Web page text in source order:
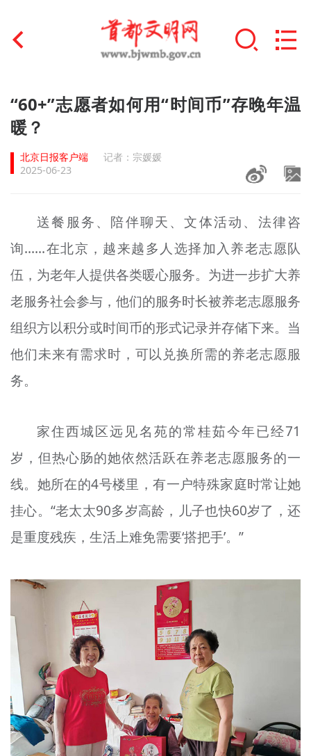
首页
文明创建
文明实践
未成年人思想道德建设
榜样人物
+
身边好人
文明评论
北京宣传文化引导基金
专题
资料库
+
“60+”志愿者如何用“时间币”存晚年温
暖？
北京日报客户端
记者：宗媛媛
2025-06-23
送餐服务、陪伴聊天、文体活动、法律咨
询……在北京，越来越多人选择加入养老志愿队
伍，为老年人提供各类暖心服务。为进一步扩大养
老服务社会参与，他们的服务时长被养老志愿服务
组织方以积分或时间币的形式记录并存储下来。当
他们未来有需求时，可以兑换所需的养老志愿服
务。
家住西城区远见名苑的常桂茹今年已经71
岁，但热心肠的她依然活跃在养老志愿服务的一
线。她所在的4号楼里，有一户特殊家庭时常让她
挂心。“老太太90多岁高龄，儿子也快60岁了，还
是重度残疾，生活上难免需要‘搭把手’。”